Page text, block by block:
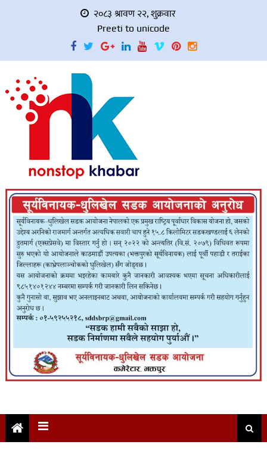
२०८३ श्रावण २२, शुक्रवार
Preeti to unicode